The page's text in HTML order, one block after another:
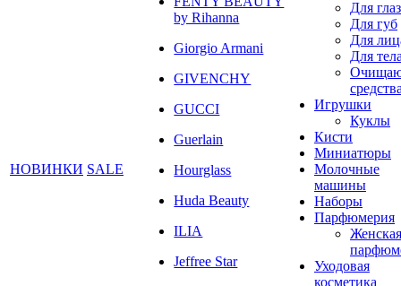
НОВИНКИ SALE
by Rihanna
Giorgio Armani
GIVENCHY
GUCCI
Guerlain
Hourglass
Huda Beauty
ILIA
Jeffree Star
Для глаз
Для губ
Для
Для
Игрушки
Куклы
Кисти
Миниатюры
Молочные
машины
Наборы
Парфюмерия
Женская
Уходовая
косметика